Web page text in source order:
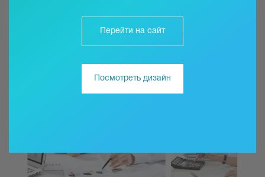
Перейти на сайт
Посмотреть дизайн